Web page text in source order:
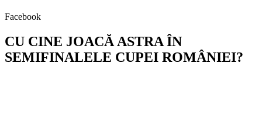
Facebook
CU CINE JOACĂ ASTRA ÎN
SEMIFINALELE CUPEI ROMÂNIEI?